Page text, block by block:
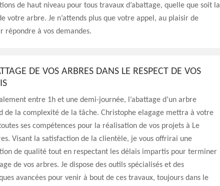
de haut niveau pour tous travaux d’abattage, quelle que soit la
votre arbre. Je n’attends plus que votre appel, au plaisir de
répondre à vos demandes.
DE VOS ARBRES DANS LE RESPECT DE VOS
entre 1h et une demi-journée, l’abattage d’un arbre
de la complexité de la tâche. Christophe elagage mettra à votre
ses compétences pour la réalisation de vos projets à Le
Visant la satisfaction de la clientèle, je vous offrirai une
de qualité tout en respectant les délais impartis pour terminer
de vos arbres. Je dispose des outils spécialisés et des
avancées pour venir à bout de ces travaux, toujours dans le